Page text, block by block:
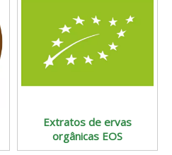
Extratos de ervas
orgânicas EOS